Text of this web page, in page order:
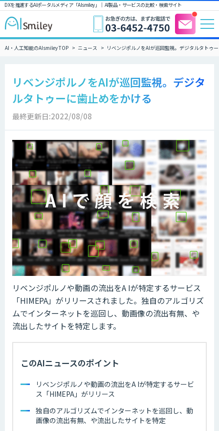
DXを推進するAIポータルメディア「AIsmiley」｜ AI製品・サービスの比較・検索サイト
AI・人工知能のAIsmiley TOP ニュース リベンジポルノをAIが巡回監視。デジタルタトゥ
リベンジポルノをAIが巡回監視。デジタ
ルタトゥーに歯止めをかける
最終更新日:2022/08/08
リベンジポルノや動画の流出をA Iが特定するサービス
「HIMEPA」がリリースされました。独自のアルゴリズ
ムでインターネットを巡回し、動画像の流出有無、や
流出したサイトを特定します。
このAIニュースのポイント
リベンジポルノや動画の流出をA Iが特定するサービ
ス「HIMEPA」がリリース
独自のアルゴリズムでインターネットを巡回し、動
画像の流出有無、や流出したサイトを特定